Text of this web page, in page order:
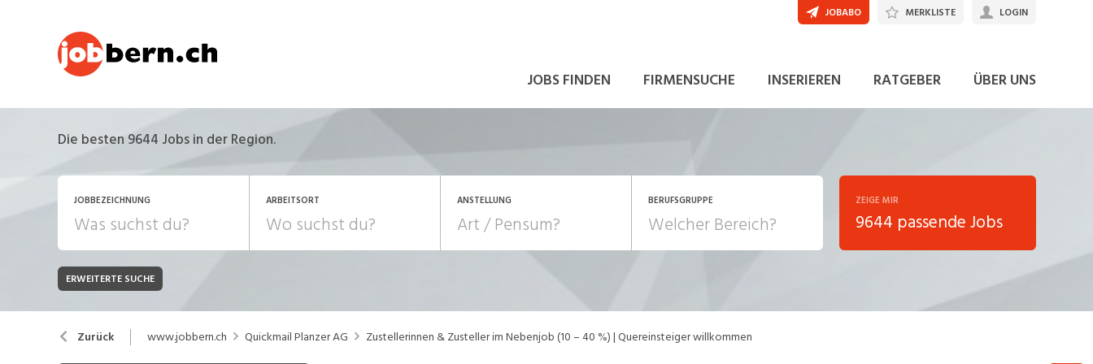
JOBS FINDEN FIRMENSUCHE INSERIEREN RATGEBER ÜBER UNS
JOBABO MERKLISTE LOGIN
Die besten 9644 Jobs in der Region.
JOBBEZEICHNUNG ARBEITSORT ANSTELLUNG
JOB-TYP
Festanstellung
Temporär (befristet)
Führungsposition
BERUFSGRUPPE
Bank, Versicherung
Chemie, Pharma, Biotechnologie
Consulting, Human Resources Einkauf, Logistik, Transport,
Verkehr
ZEIGE MIR
9644 passende Jobs
ERWEITERTE SUCHE
Zurück www.jobbern.ch Quickmail Planzer AG Zustellerinnen & Zusteller im Nebenjob (10 – 40 %) | Quereinsteiger willkommen
JETZT BEWERBEN